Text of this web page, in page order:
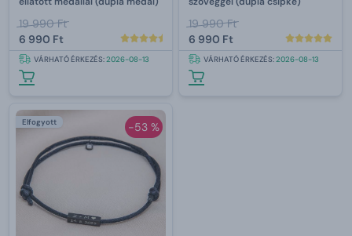
19 990 Ft
6 990 Ft
VÁRHATÓ ÉRKEZÉS:2026-08-13
19 990 Ft
6 990 Ft
VÁRHATÓ ÉRKEZÉS:2026-08-13
-53 %
Elfogyott